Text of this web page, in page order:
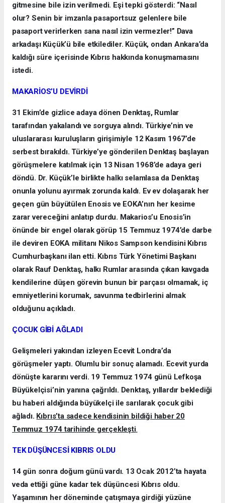
gitmesine bile izin verilmedi. Eşi tepki gösterdi: “Nasıl
olur? Senin bir imzanla pasaportsuz gelenlere bile
pasaport verirlerken sana nasıl izin vermezler!” Dava
arkadaşı Küçük’ü bile etkilediler. Küçük, ondan Ankara’da
kaldığı süre içerisinde Kıbrıs hakkında konuşmamasını
istedi.
MAKARİOS’U DEVİRDİ
31 Ekim’de gizlice adaya dönen Denktaş, Rumlar
tarafından yakalandı ve sorguya alındı. Türkiye’nin ve
uluslararası kuruluşların girişimiyle 12 Kasım 1967’de
serbest bırakıldı. Türkiye’ye gönderilen Denktaş başlayan
görüşmelere katılmak için 13 Nisan 1968’de adaya geri
döndü. Dr. Küçük’le birlikte halkı selamlasa da Denktaş
onunla yolunu ayırmak zorunda kaldı. Ev ev dolaşarak her
geçen gün büyütülen Enosis ve EOKA’nın her kesime
zarar vereceğini anlatıp durdu. Makarios’u Enosis’in
önünde bir engel olarak görüp 15 Temmuz 1974’de darbe
ile deviren EOKA militanı Nikos Sampson kendisini Kıbrıs
Cumhurbaşkanı ilan etti. Kıbrıs Türk Yönetimi Başkanı
olarak Rauf Denktaş, halkı Rumlar arasında çıkan kavgada
kendilerine düşen görevin bunun bir parçası olmamak, iç
emniyetlerini korumak, savunma tedbirlerini almak
olduğunu açıkladı.
ÇOCUK GİBİ AĞLADI
Gelişmeleri yakından izleyen Ecevit Londra’da
görüşmeler yaptı. Olumlu bir sonuç alamadı. Ecevit yurda
dönüşte kararını verdi. 19 Temmuz 1974 günü Lefkoşa
Büyükelçisi’nin yanına çağrıldı. Denktaş, yıllardır beklediği
bu haberi aldığında büyükelçi ile sarılarak çocuk gibi
ağladı. Kıbrıs’ta sadece kendisinin bildiği haber 20
Temmuz 1974 tarihinde gerçekleşti.
TEK DÜŞÜNCESİ KIBRIS OLDU
14 gün sonra doğum günü vardı. 13 Ocak 2012’ta hayata
veda ettiği güne kadar tek düşüncesi Kıbrıs oldu.
Yaşamının her döneminde çatışmaya girdiği yüzüne